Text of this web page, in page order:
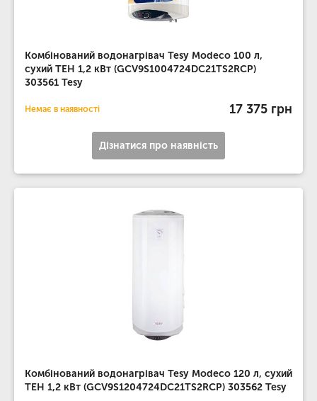
Комбінований водонагрівач Tesy Modeco 100 л,
сухий ТЕН 1,2 кВт (GCV9S1004724DC21TS2RCP)
303561 Tesy
Немає в наявності 17 375 грн
Дізнатися про наявність
Комбінований водонагрівач Tesy Modeco 120 л, сухий
ТЕН 1,2 кВт (GCV9S1204724DC21TS2RCP) 303562 Tesy